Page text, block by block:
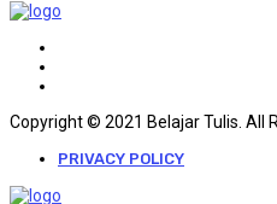
Copyright © 2021 Belajar Tulis. All
PRIVACY POLICY